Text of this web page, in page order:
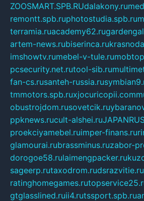
ZOOSMART.SPB.RUdalakony.ru
remontt.spb.ruphotostudia.spb.ru
terramia.ruacademy62.ru
artem-news.rubiserinca.ru
imshowtv.rumebel-v-tule.ru
pcsecurity.net.rutool-sib.ru
fan-cs.rusanteh-russia.ru
tmmotors.spb.ruxjocuricopii.com
obustrojdom.rusovetcik.ru
ppknews.rucult-alshei.ru
proekciyamebel.ruimper-finans.ru
glamourai.rubrassminus.ruzabor-
dorogoe58.rulaimengpacker.ru
sageerp.rutaxodrom.rudsrazvitie.ru
ratinghomegames.ru
gtglasslined.ruii4.rutssport.spb.ru